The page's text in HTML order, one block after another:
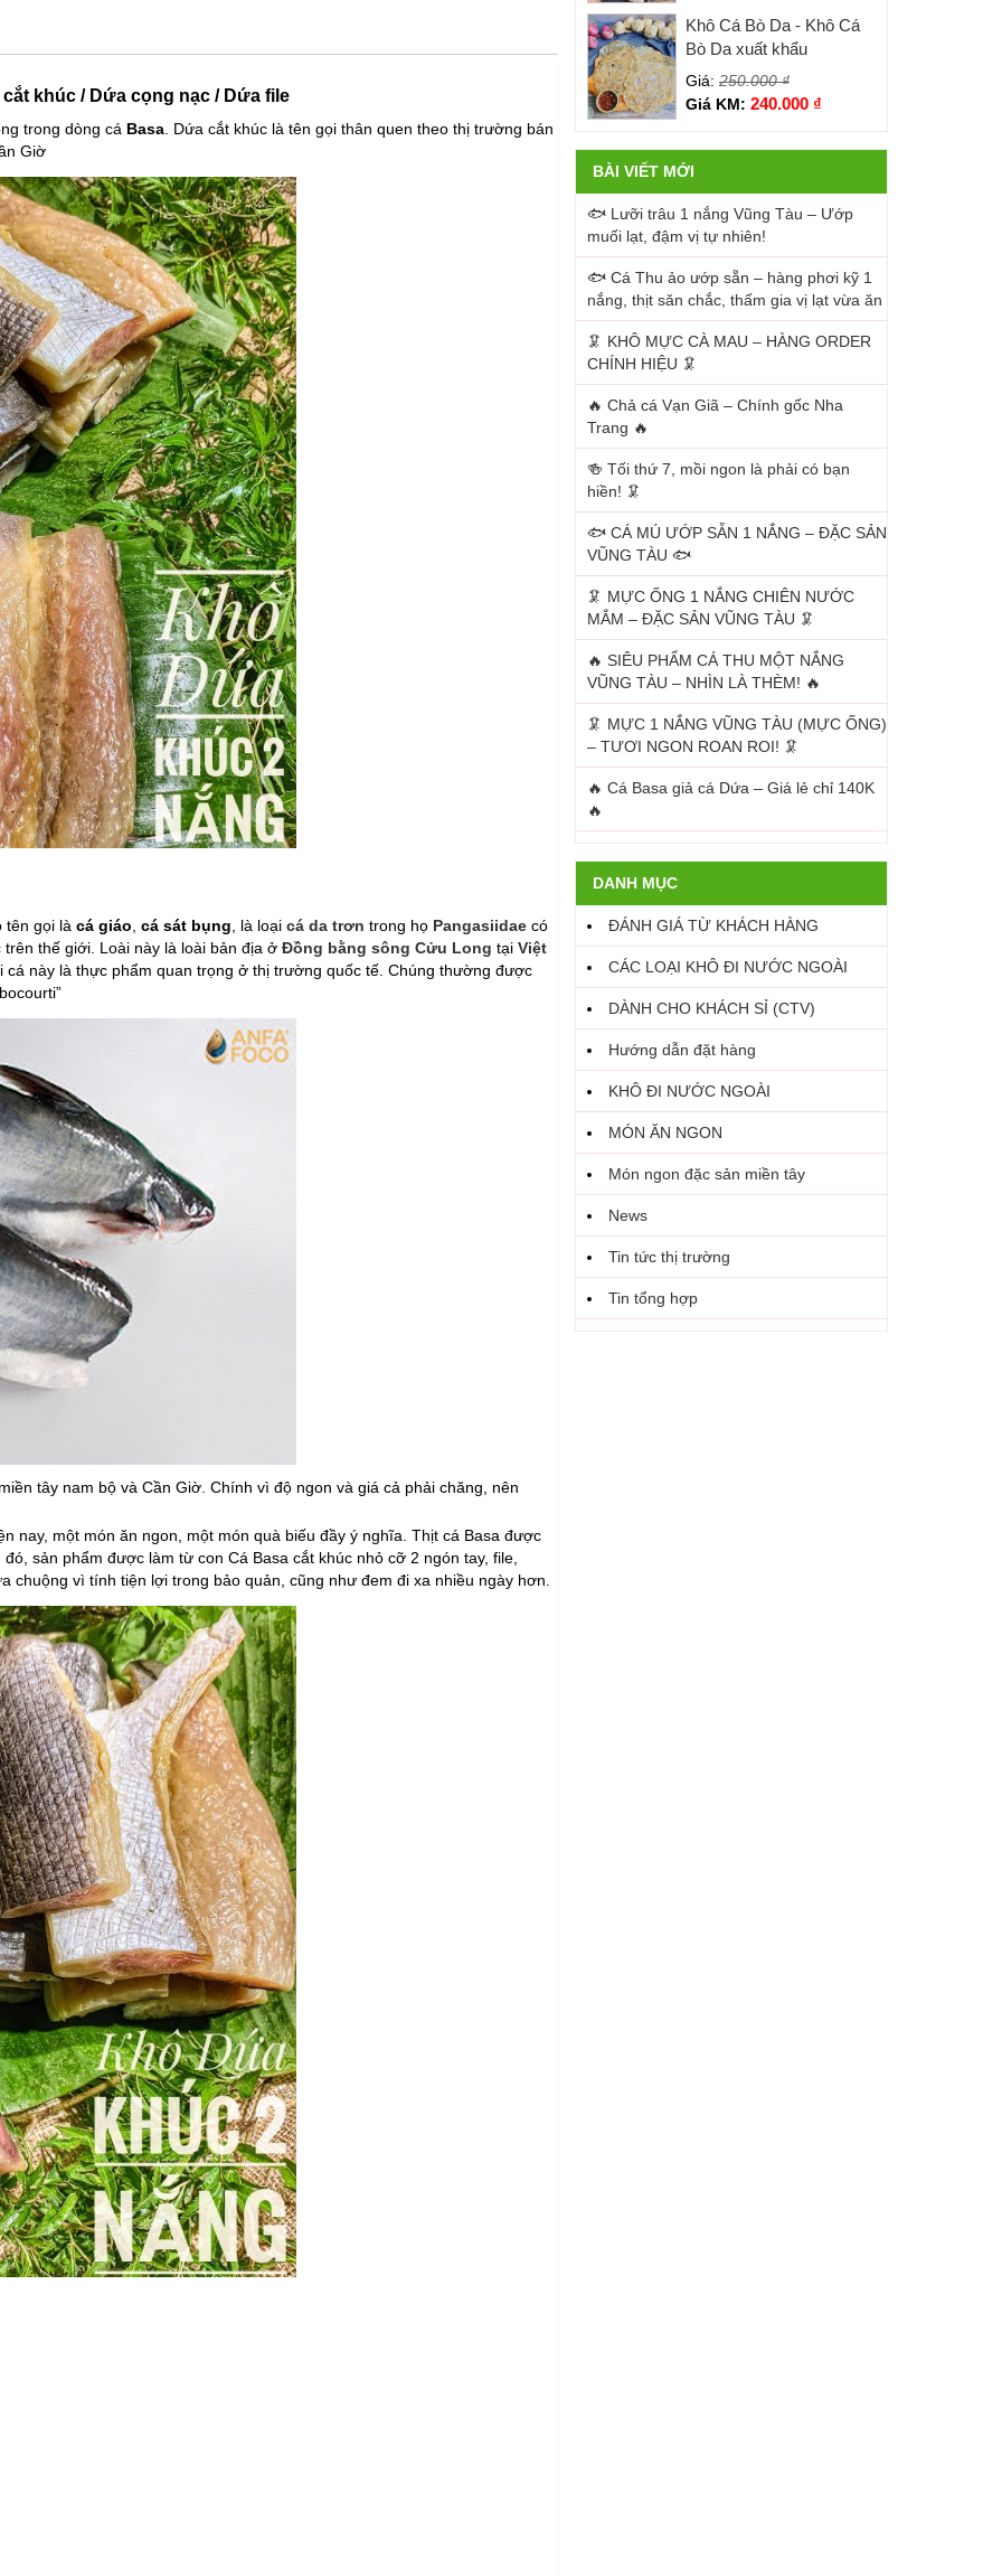
cắt khúc / Dứa cọng nạc / Dứa file
trong dòng cá Basa . Dứa cắt khúc là tên gọi thân quen theo thị trường bán
Giờ
tên gọi là cá giáo cá sát bụng , là loại cá da trơn trong họ Pangasiidae có
thế giới. Loài này là loài bản địa ở Đồng bằng sông Cửu Long tại Việt
cá này là thực phẩm quan trọng ở thị trường quốc tế. Chúng thường được
tây nam bộ và Cần Giờ. Chính vì độ ngon và giá cả phải chăng, nên
nay, một món ăn ngon, một món quà biếu đầy ý nghĩa. Thịt cá Basa được
sản phẩm được làm từ con Cá Basa cắt khúc nhỏ cỡ 2 ngón tay, file,
vì tính tiện lợi trong bảo quản, cũng như đem đi xa nhiều ngày hơn.
Khô Cá Bò Da - Khô Cá
Bò Da xuất khẩu
Giá: 250.000₫
Giá KM: 240.000 ₫
BÀI VIẾT MỚI
🐟 Lưỡi trâu 1 nắng Vũng Tàu – Ướp
muối lạt, đậm vị tự nhiên!
🐟 Cá Thu ảo ướp sẵn – hàng phơi kỹ 1
nắng, thịt săn chắc, thấm gia vị lạt vừa ăn
🦑 KHÔ MỰC CÀ MAU – HÀNG ORDER
CHÍNH HIỆU 🦑
🔥 Chả cá Vạn Giã – Chính gốc Nha
Trang 🔥
🍻 Tối thứ 7, mồi ngon là phải có bạn
hiền! 🦑
🐟 CÁ MÚ ƯỚP SẴN 1 NẮNG – ĐẶC SẢN
VŨNG TÀU 🐟
🦑 MỰC ỐNG 1 NẮNG CHIÊN NƯỚC
MẮM – ĐẶC SẢN VŨNG TÀU 🦑
🔥 SIÊU PHẨM CÁ THU MỘT NẮNG
VŨNG TÀU – NHÌN LÀ THÈM! 🔥
🦑 MỰC 1 NẮNG VŨNG TÀU (MỰC ỐNG)
– TƯƠI NGON ROAN ROI! 🦑
🔥 Cá Basa giả cá Dứa – Giá lẻ chỉ 140K
🔥
DANH MỤC
ĐÁNH GIÁ TỪ KHÁCH HÀNG
CÁC LOẠI KHÔ ĐI NƯỚC NGOÀI
DÀNH CHO KHÁCH SỈ (CTV)
Hướng dẫn đặt hàng
KHÔ ĐI NƯỚC NGOÀI
MÓN ĂN NGON
Món ngon đặc sản miền tây
News
Tin tức thị trường
Tin tổng hợp